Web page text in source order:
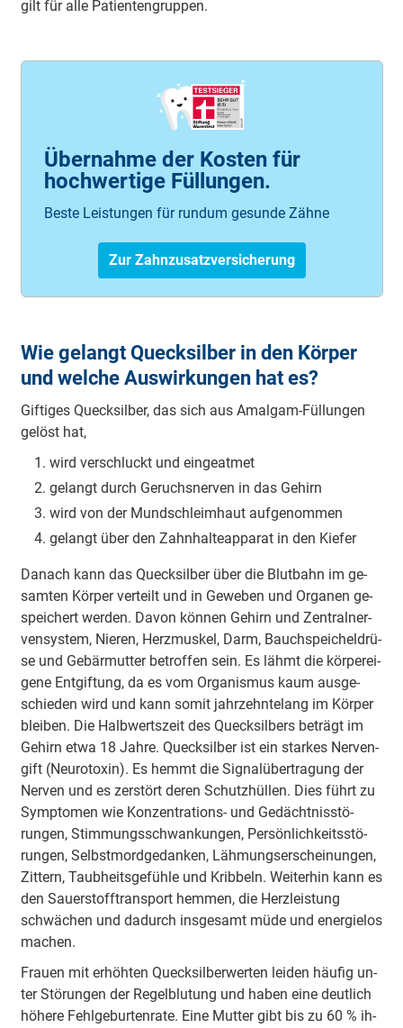
gilt für al­le Pa­tien­ten­grup­pen.
Übernahme der Kosten für
hochwertige Füllungen.
Beste Leistungen für rundum gesunde Zähne
Zur Zahnzusatzversicherung
Wie gelangt Quecksilber in den Körper
und welche Auswirkungen hat es?
Gif­ti­ges Queck­sil­ber, das sich aus Amal­gam-Fül­lun­gen
ge­löst hat,
wird ver­schluckt und ein­ge­at­met
ge­langt durch Ge­ruchs­ner­ven in das Ge­hirn
wird von der Mund­schleim­haut auf­ge­nom­men
ge­langt über den Zahn­hal­te­ap­pa­rat in den Kie­fer
Da­nach kann das Queck­sil­ber über die Blut­bahn im ge­
sam­ten Kör­per ver­teilt und in Ge­we­ben und Or­ga­nen ge­
spei­chert wer­den. Da­von kön­nen Ge­hirn und Zen­tral­ner­
ven­sys­tem, Nie­ren, Herz­mus­kel, Darm, Bauch­spei­chel­drü­
se und Ge­bär­mut­ter be­trof­fen sein. Es lähmt die kör­per­ei­
ge­ne Ent­gif­tung, da es vom Or­ga­nis­mus kaum aus­ge­
schie­den wird und kann so­mit jahr­zehnt­e­lang im Kör­per
blei­ben. Die Halb­werts­zeit des Queck­sil­bers be­trägt im
Ge­hirn et­wa 18 Jah­re. Queck­sil­ber ist ein star­kes Ner­ven­
gift (Neu­ro­to­xin). Es hemmt die Si­gnal­über­tra­gung der
Ner­ven und es zer­stört de­ren Schutz­hül­len. Dies führt zu
Sym­pto­men wie Kon­zen­tra­tions- und Ge­dächt­nis­stö­
rungen, Stim­mungs­schwan­kun­gen, Per­sön­lich­keits­stö­
rungen, Selbst­mord­ge­dan­ken, Läh­mungs­er­schei­nun­gen,
Zit­tern, Taub­heits­ge­füh­le und Krib­beln. Wei­ter­hin kann es
den Sau­er­stoff­trans­port hem­men, die Herz­leis­tung
schwä­chen und da­durch ins­ge­samt müde und en­er­gie­los
ma­chen.
Frau­en mit er­höh­ten Queck­sil­ber­wer­ten lei­den häu­fig un­
ter Stö­rungen der Re­gel­blu­tung und ha­ben eine deut­lich
hö­he­re Fehl­ge­bur­ten­ra­te. Eine Mut­ter gibt bis zu 60 % ih­